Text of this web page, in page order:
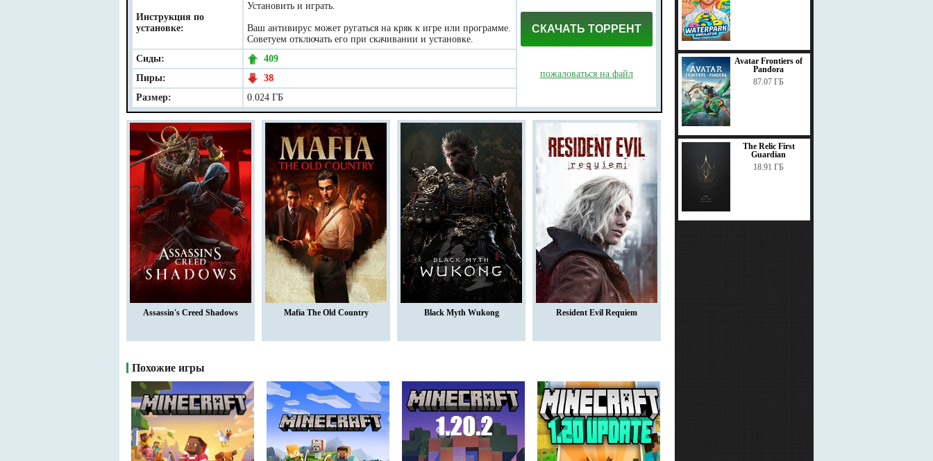
СКАЧАТЬ ТОРРЕНТ
пожаловаться на файл
Инструкция по
установке:
Установить и играть.
Ваш антивирус может ругаться на кряк к игре или программе.
Советуем отключать его при скачивании и установке.
Сиды:
409
Пиры:
38
Размер:
0.024 ГБ
Assassin's Creed Shadows Mafia The Old Country Black Myth Wukong Resident Evil Requiem
Похожие игры
Avatar Frontiers of
Pandora
87.07 ГБ
The Relic First
Guardian
18.91 ГБ